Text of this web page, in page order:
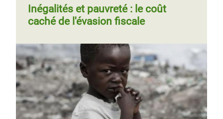
Pagination Page 1Page
››
précédentesuivante
Inégalités et pauvreté : le coût
caché de l'évasion fiscale